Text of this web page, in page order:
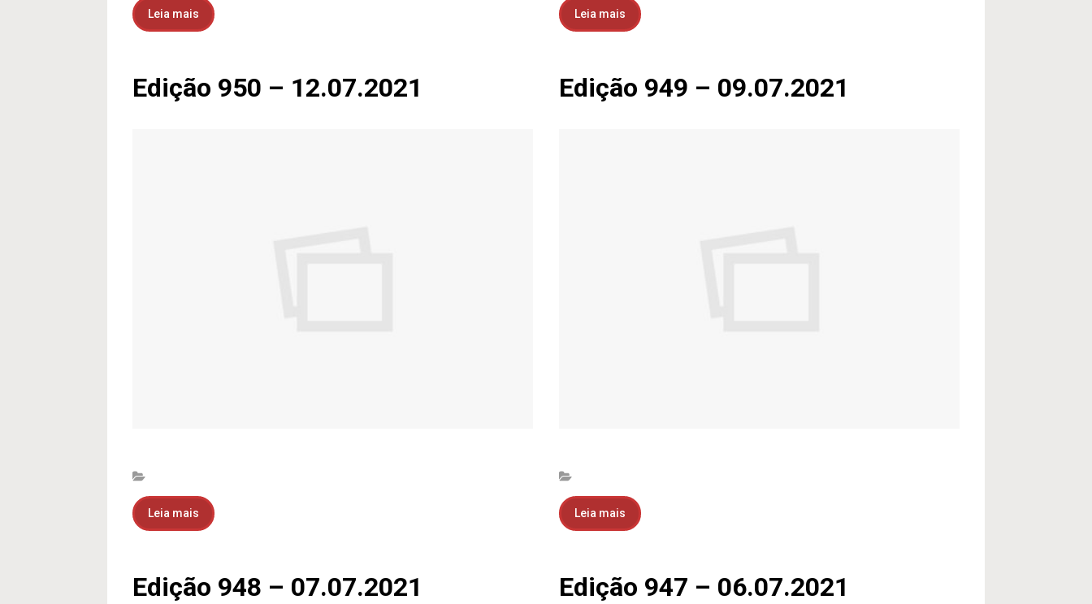
Leia mais Leia mais
Edição 950 – 12.07.2021
Leia mais
Edição 949 – 09.07.2021
Leia mais
Edição 948 – 07.07.2021 Edição 947 – 06.07.2021